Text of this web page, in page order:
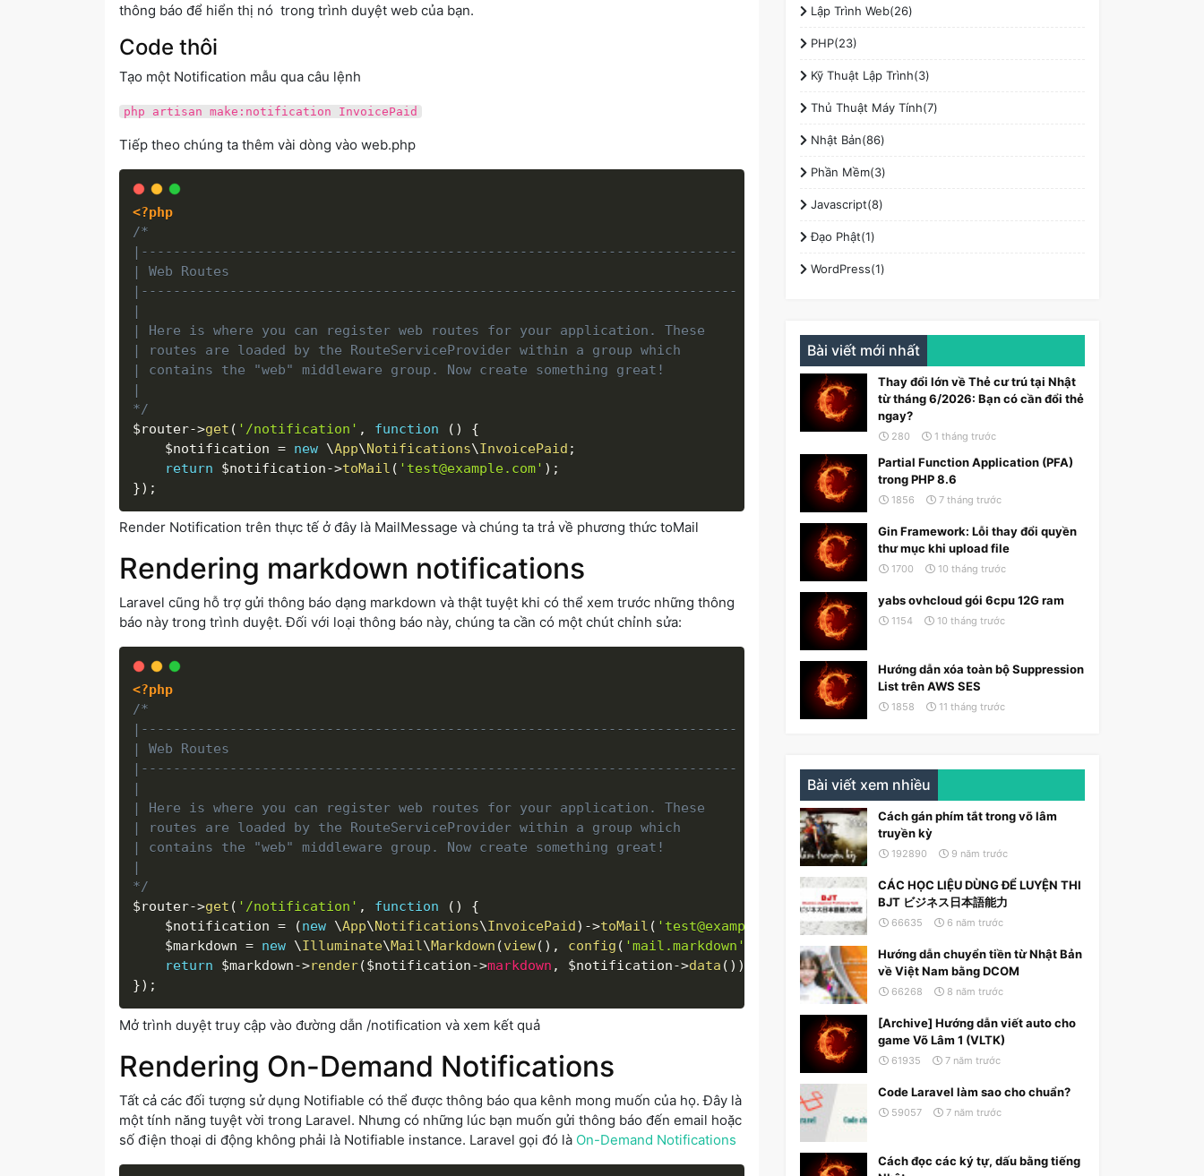
thông báo để hiển thị nó trong trình duyệt web của bạn.
Code thôi
Tạo một Notification mẫu qua câu lệnh
php artisan make:notification InvoicePaid
Tiếp theo chúng ta thêm vài dòng vào web.php
<?php
/*
|--------------------------------------------------------------------------
| Web Routes
|--------------------------------------------------------------------------
|
| Here is where you can register web routes for your application. These
| routes are loaded by the RouteServiceProvider within a group which
| contains the "web" middleware group. Now create something great!
|
*/
$router->get ( '/notification' , function ( )
{
$notification = new \App\Notifications\InvoicePaid ;
return
$notification->toMail ( 'test@example.com' ) ;
}) ;
Render Notification trên thực tế ở đây là MailMessage và chúng ta trả về phương thức toMail
Rendering markdown notifications
Laravel cũng hỗ trợ gửi thông báo dạng markdown và thật tuyệt khi có thể xem trước những thông
báo này trong trình duyệt. Đối với loại thông báo này, chúng ta cần có một chút chỉnh sửa:
<?php
/*
|--------------------------------------------------------------------------
| Web Routes
|--------------------------------------------------------------------------
|
| Here is where you can register web routes for your application. These
| routes are loaded by the RouteServiceProvider within a group which
| contains the "web" middleware group. Now create something great!
|
*/
$router->get ( '/notification' , function ( )
{
$notification = (new \App\Notifications\InvoicePaid) ->toMail ( 'test@example.com');
$markdown = new \Illuminate\Mail\Markdown (view( ) , config ( 'mail.markdown'
return
$markdown->render($notification->markdown , $notification->data ( ) )
}) ;
Mở trình duyệt truy cập vào đường dẫn /notification và xem kết quả
Rendering On-Demand Notifications
Tất cả các đối tượng sử dụng Notifiable có thể được thông báo qua kênh mong muốn của họ. Đây là
một tính năng tuyệt vời trong Laravel. Nhưng có những lúc bạn muốn gửi thông báo đến email hoặc
số điện thoại di động không phải là Notifiable instance. Laravel gọi đó là On-Demand Notifications
Lập Trình Web(26)
PHP(23)
Kỹ Thuật Lập Trình(3)
Thủ Thuật Máy Tính(7)
Nhật Bản(86)
Phần Mềm(3)
Javascript(8)
Đạo Phật(1)
WordPress(1)
Bài viết mới nhất
Thay đổi lớn về Thẻ cư trú tại Nhật
từ tháng 6/2026: Bạn có cần đổi thẻ
ngay?
280 1 tháng trước
Partial Function Application (PFA)
trong PHP 8.6
1856 7 tháng trước
Gin Framework: Lỗi thay đổi quyền
thư mục khi upload file
1700 10 tháng trước
yabs ovhcloud gói 6cpu 12G ram
1154 10 tháng trước
Hướng dẫn xóa toàn bộ Suppression
List trên AWS SES
1858 11 tháng trước
Bài viết xem nhiều
Cách gán phím tắt trong võ lâm
truyền kỳ
192890 9 năm trước
CÁC HỌC LIỆU DÙNG ĐỂ LUYỆN THI
BJT ビジネス日本語能力
66635 6 năm trước
Hướng dẫn chuyển tiền từ Nhật Bản
về Việt Nam bằng DCOM
66268 8 năm trước
[Archive] Hướng dẫn viết auto cho
game Võ Lâm 1 (VLTK)
61935 7 năm trước
Code Laravel làm sao cho chuẩn?
59057 7 năm trước
Cách đọc các ký tự, dấu bằng tiếng